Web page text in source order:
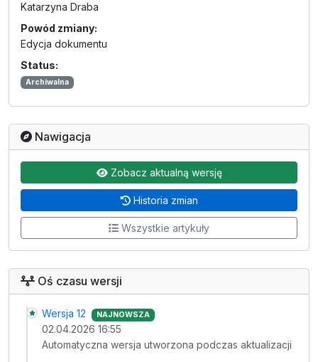
Katarzyna Draba
Powód zmiany:
Edycja dokumentu
Status:
Archiwalna
Nawigacja
Zobacz aktualną wersję
Historia zmian
Wszystkie artykuły
Oś czasu wersji
Wersja 12 NAJNOWSZA
02.04.2026 16:55
Automatyczna wersja utworzona podczas aktualizacji